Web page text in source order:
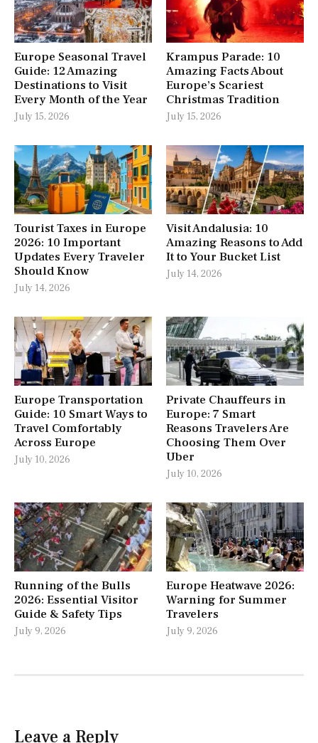
Europe Seasonal Travel
Guide: 12 Amazing
Destinations to Visit
Every Month of the Year
July 15, 2026
Krampus Parade: 10
Amazing Facts About
Europe’s Scariest
Christmas Tradition
July 15, 2026
Tourist Taxes in Europe
2026: 10 Important
Updates Every Traveler
Should Know
July 14, 2026
Visit Andalusia: 10
Amazing Reasons to Add
It to Your Bucket List
July 14, 2026
Europe Transportation
Guide: 10 Smart Ways to
Travel Comfortably
Across Europe
July 10, 2026
Private Chauffeurs in
Europe: 7 Smart
Reasons Travelers Are
Choosing Them Over
Uber
July 10, 2026
Running of the Bulls
2026: Essential Visitor
Guide & Safety Tips
July 9, 2026
Europe Heatwave 2026:
Warning for Summer
Travelers
July 9, 2026
Leave a Reply